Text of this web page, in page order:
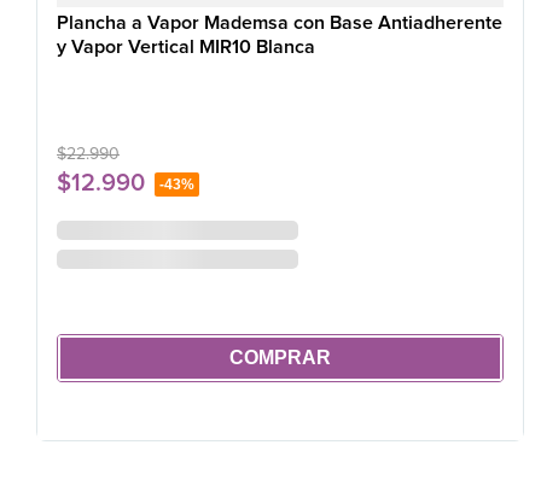
Plancha a Vapor Mademsa con Base Antiadherente
y Vapor Vertical MIR10 Blanca
$22.990
$12.990 -43%
COMPRAR